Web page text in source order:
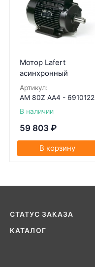
Мотор Lafert
асинхронный
Артикул:
AM 80Z AA4 - 6910122
В наличии
59 803 ₽
В корзину
СТАТУС ЗАКАЗА
КАТАЛОГ